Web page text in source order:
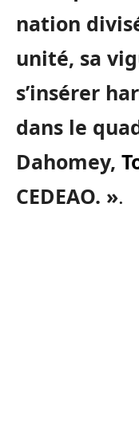
nation
unité, sa
s’insérer
dans le
Dahomey,
CEDEAO. ».